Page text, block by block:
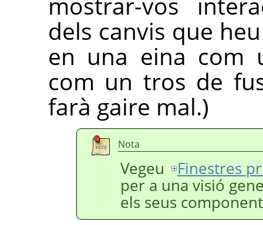
dels canvis que
en una eina com
com un tros de
farà gaire mal.)
Nota
Vegeu
Finestres
per a una visió
els seus